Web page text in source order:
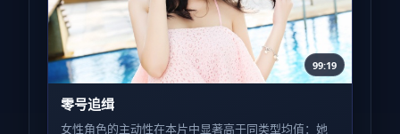
99:19
零号追缉
女性角色的主动性在本片中显著高于同类型均值：她